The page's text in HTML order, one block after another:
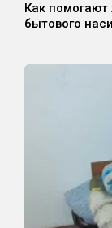
Как
бытового